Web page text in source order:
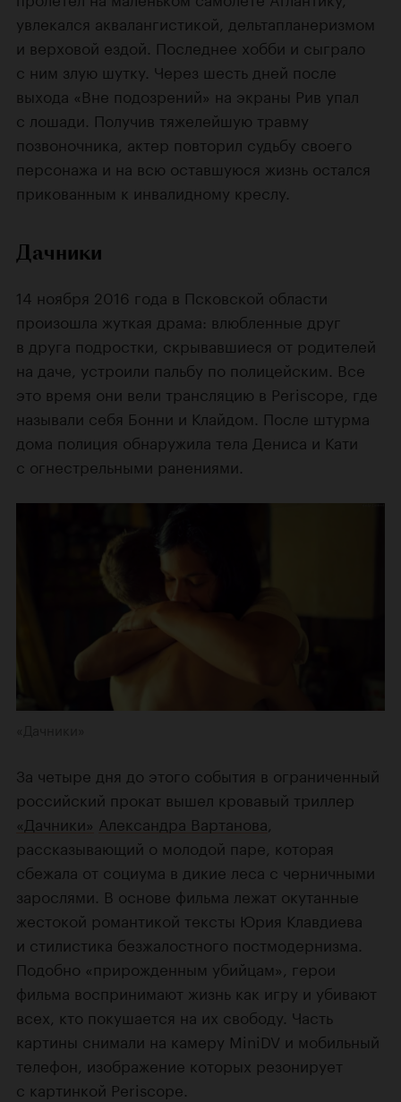
увлекался аквалангистикой, дельтапланеризмом
и верховой ездой. Последнее хобби и сыграло
с ним злую шутку. Через шесть дней после
выхода «Вне подозрений» на экраны Рив упал
с лошади. Получив тяжелейшую травму
позвоночника, актер повторил судьбу своего
персонажа и на всю оставшуюся жизнь остался
прикованным к инвалидному креслу.
Дачники
14 ноября 2016 года в Псковской области
произошла жуткая драма: влюбленные друг
в друга подростки, скрывавшиеся от родителей
на даче, устроили пальбу по полицейским. Все
это время они вели трансляцию в Periscope, где
называли себя Бонни и Клайдом. После штурма
дома полиция обнаружила тела Дениса и Кати
с огнестрельными ранениями.
За четыре дня до этого события в ограниченный
российский прокат вышел кровавый триллер
«Дачники» Александра Вартанова
рассказывающий о молодой паре, которая
сбежала от социума в дикие леса с черничными
зарослями. В основе фильма лежат окутанные
жестокой романтикой тексты Юрия Клавдиева
и стилистика безжалостного постмодернизма.
Подобно «прирожденным убийцам», герои
фильма воспринимают жизнь как игру и убивают
всех, кто покушается на их свободу. Часть
картины снимали на камеру MiniDV и мобильный
телефон, изображение которых резонирует
с картинкой Periscope.